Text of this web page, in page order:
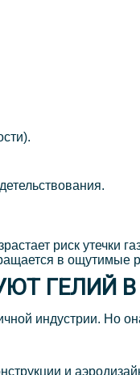
риск
в ощутимые
ГЕЛИЙ В
индустрии. Но
и